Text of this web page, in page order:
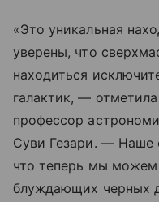
«Это уникальная
уверены, что
находиться
галактик, —
профессор
Суви Гезари. — Наше
что теперь мы можем
блуждающих черных